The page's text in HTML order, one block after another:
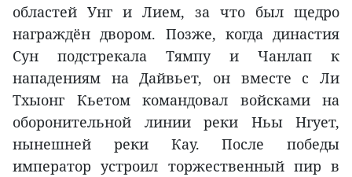
областей Унг и Лием, за что был щедро
награждён двором. Позже, когда династия
Сун подстрекала Тямпу и Чанлап к
нападениям на Дайвьет, он вместе с Ли
Тхыонг Кьетом командовал войсками на
оборонительной линии реки Ньы Нгует,
нынешней реки Кау. После победы
император устроил торжественный пир в